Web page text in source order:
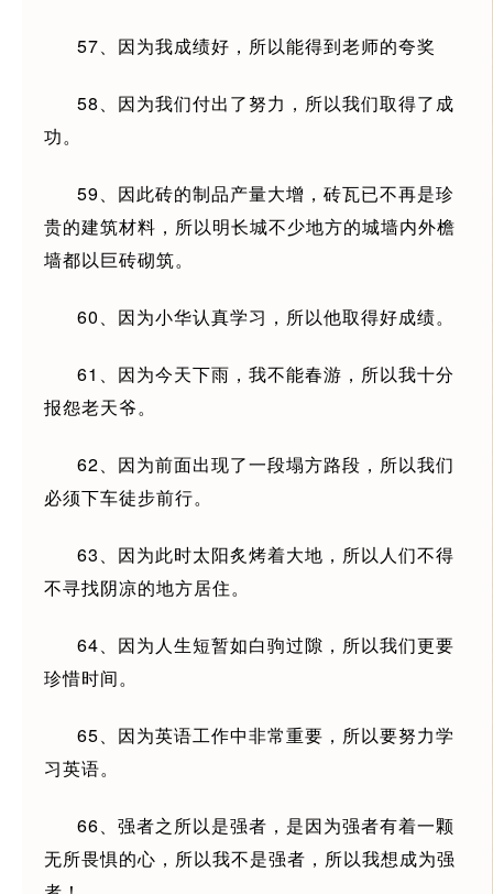
57、因为我成绩好，所以能得到老师的夸奖
58、因为我们付出了努力，所以我们取得了成
功。
59、因此砖的制品产量大增，砖瓦已不再是珍
贵的建筑材料，所以明长城不少地方的城墙内外檐
墙都以巨砖砌筑。
60、因为小华认真学习，所以他取得好成绩。
61、因为今天下雨，我不能春游，所以我十分
报怨老天爷。
62、因为前面出现了一段塌方路段，所以我们
必须下车徒步前行。
63、因为此时太阳炙烤着大地，所以人们不得
不寻找阴凉的地方居住。
64、因为人生短暂如白驹过隙，所以我们更要
珍惜时间。
65、因为英语工作中非常重要，所以要努力学
习英语。
66、强者之所以是强者，是因为强者有着一颗
无所畏惧的心，所以我不是强者，所以我想成为强